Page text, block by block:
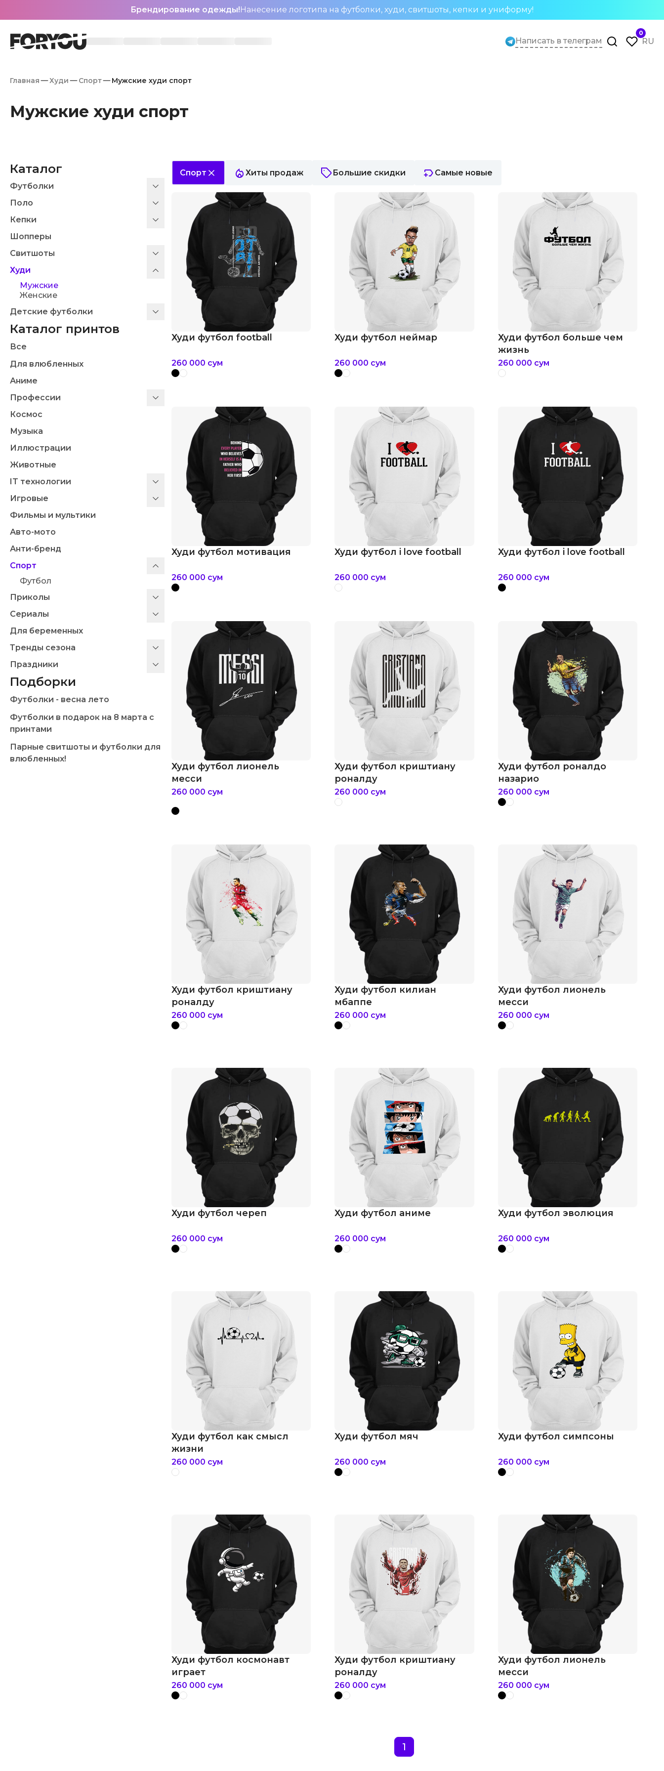
Брендирование одежды!Нанесение логотипа на футболки, худи, свитшоты, кепки и униформу!
Написать в телеграм
0
RU
Главная Худи Спорт Мужские худи спорт
Мужские худи спорт
Каталог
Футболки
Поло
Кепки
Шопперы
Свитшоты
Худи
Мужские
Женские
Детские футболки
Каталог принтов
Все
Для влюбленных
Аниме
Профессии
Космос
Музыка
Иллюстрации
Животные
IT технологии
Игровые
Фильмы и мультики
Авто-мото
Анти-бренд
Спорт
Футбол
Приколы
Сериалы
Для беременных
Тренды сезона
Праздники
Подборки
Футболки - весна лето
Футболки в подарок на 8 марта с
принтами
Парные свитшоты и футболки для
влюбленных!
Спорт Хиты продаж Большие скидки Самые новые
Худи футбол football
260 000 сум
Худи футбол неймар
260 000 сум
Худи футбол больше чем
жизнь
260 000 сум
Худи футбол мотивация
260 000 сум
Худи футбол i love football
260 000 сум
Худи футбол i love football
260 000 сум
Худи футбол лионель
месси
260 000 сум
Худи футбол криштиану
роналду
260 000 сум
Худи футбол роналдо
назарио
260 000 сум
Худи футбол криштиану
роналду
260 000 сум
Худи футбол килиан
мбаппе
260 000 сум
Худи футбол лионель
месси
260 000 сум
Худи футбол череп
260 000 сум
Худи футбол аниме
260 000 сум
Худи футбол эволюция
260 000 сум
Худи футбол как смысл
жизни
260 000 сум
Худи футбол мяч
260 000 сум
Худи футбол симпсоны
260 000 сум
Худи футбол космонавт
играет
260 000 сум
Худи футбол криштиану
роналду
260 000 сум
Худи футбол лионель
месси
260 000 сум
1